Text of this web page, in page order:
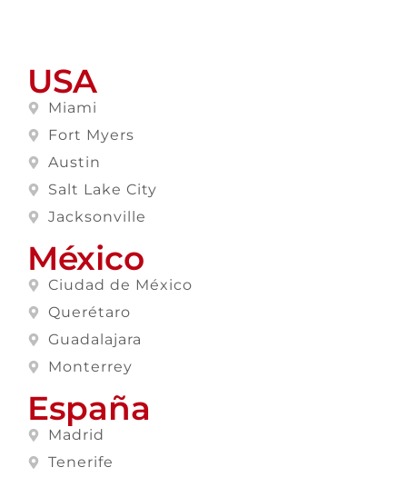
USA
Miami
Fort Myers
Austin
Salt Lake City
Jacksonville
México
Ciudad de México
Querétaro
Guadalajara
Monterrey
España
Madrid
Tenerife